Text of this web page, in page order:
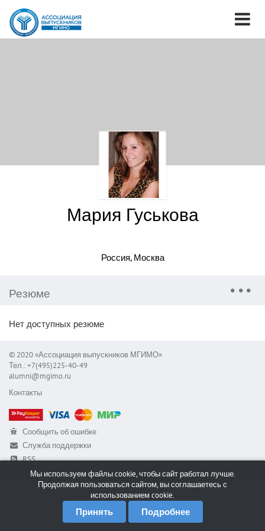
Мария Гуськова
Россия, Москва
Резюме
Нет доступных резюме
© 2020 «Ассоциация выпускников МГИМО»
Тел.: +7(495)225-40-49
alumni@mgimo.ru
Контакты
Сообщить об ошибке
Служба поддержки
RSS
Мы используем файлы cookie, чтобы сайт работал лучше.
Продолжая пользоваться сайтом, вы соглашаетесь с
использованием cookie.
Принять Подробнее